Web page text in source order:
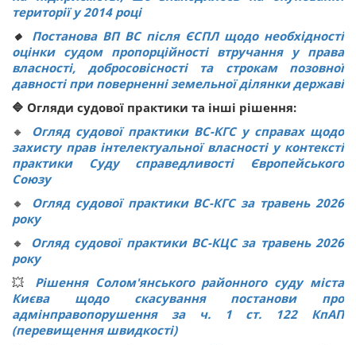
території у 2014 році
🔸 Постанова ВП ВС після ЄСПЛ щодо необхідності
оцінки судом пропорційності втручання у права
власності, добросовісності та строкам позовної
давності при поверненні земельної ділянки державі
🔷 Огляди судової практики та інші рішення:
🔸 Огляд судової практики ВС-КГС у справах щодо
захисту прав інтелектуальної власності у контексті
практики Суду справедливості Європейського
Союзу
🔸
Огляд судової практики ВС-КГС за травень 2026
року
🔸
Огляд судової практики ВС-КЦС за травень 2026
року
💥 Рішення Солом'янського районного суду міста
Києва щодо скасування постанови про
адмінправопорушення за ч. 1 ст. 122 КпАП
(перевищення швидкості)